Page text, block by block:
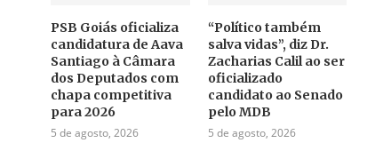
PSB Goiás oficializa
candidatura de Aava
Santiago à Câmara
dos Deputados com
chapa competitiva
para 2026
5 de agosto, 2026
“Político também
salva vidas”, diz Dr.
Zacharias Calil ao ser
oficializado
candidato ao Senado
pelo MDB
5 de agosto, 2026